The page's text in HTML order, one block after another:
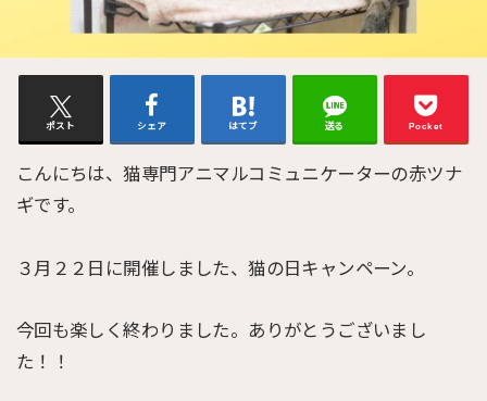
ポスト シェア はてブ 送る Pocket
こんにちは、猫専門アニマルコミュニケーターの赤ツナ
ギです。
３月２２日に開催しました、猫の日キャンペーン。
今回も楽しく終わりました。ありがとうございまし
た！！